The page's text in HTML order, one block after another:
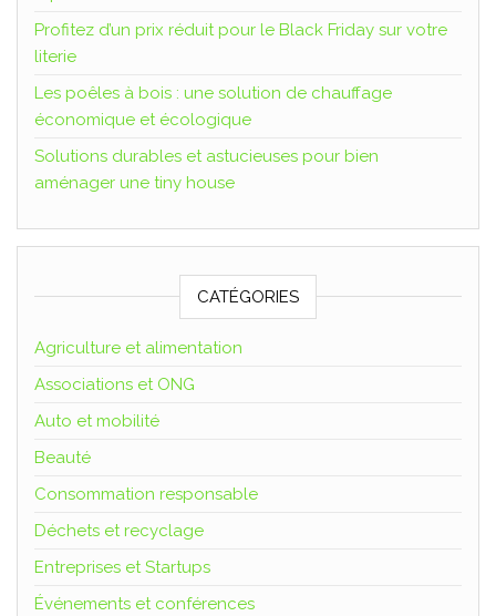
Profitez d’un prix réduit pour le Black Friday sur votre
literie
Les poêles à bois : une solution de chauffage
économique et écologique
Solutions durables et astucieuses pour bien
aménager une tiny house
CATÉGORIES
Agriculture et alimentation
Associations et ONG
Auto et mobilité
Beauté
Consommation responsable
Déchets et recyclage
Entreprises et Startups
Événements et conférences